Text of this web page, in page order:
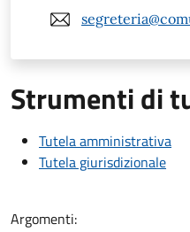
Strumenti di
Tutela amministrativa
Tutela giurisdizionale
Argomenti: